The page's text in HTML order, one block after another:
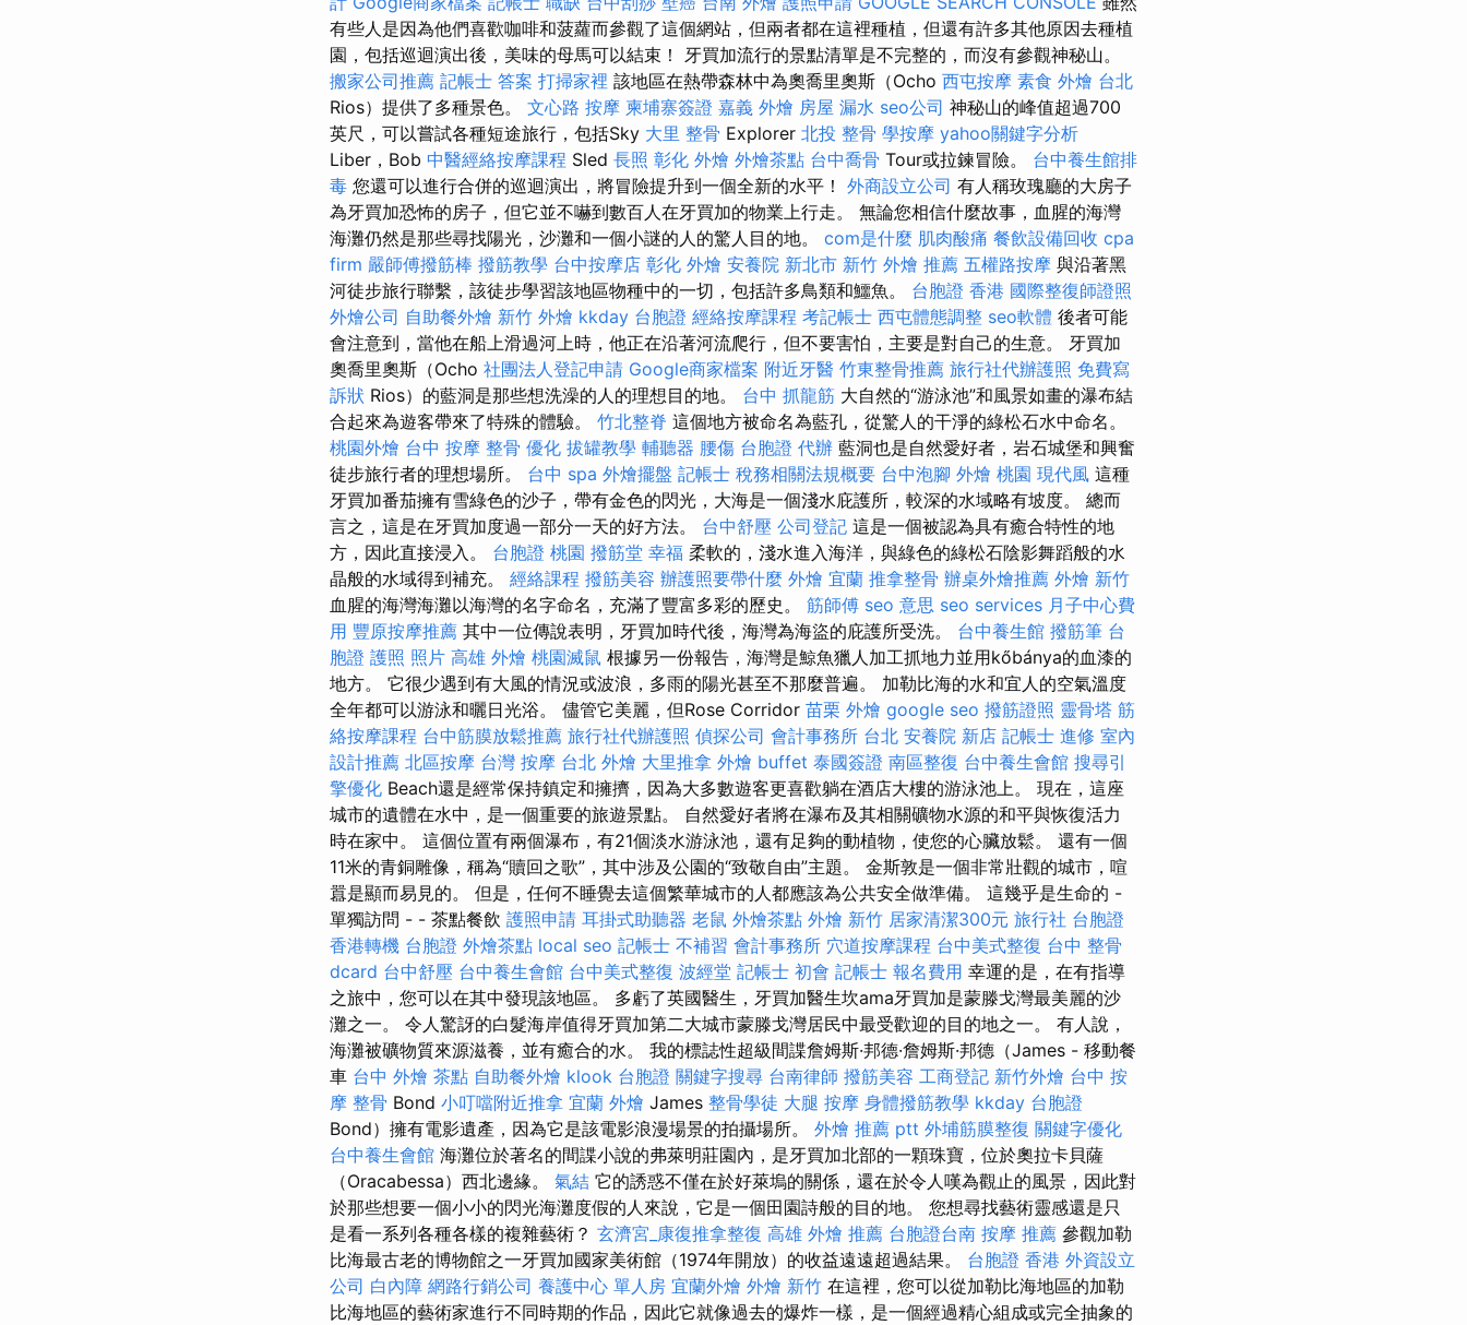
有些人是因為他們喜歡咖啡和菠蘿而參觀了這個網站，但兩者都在這裡種植，但還有許多其他原因去種植
園，包括巡迴演出後，美味的母馬可以結束！ 牙買加流行的景點清單是不完整的，而沒有參觀神秘山。
搬家公司推薦 記帳士 答案 打掃家裡 該地區在熱帶森林中為奧喬里奧斯（Ocho 西屯按摩 素食 外燴 台北
Rios）提供了多種景色。 文心路 按摩 柬埔寨簽證 嘉義 外燴 房屋 漏水 seo公司 神秘山的峰值超過700
英尺，可以嘗試各種短途旅行，包括Sky 大里 整骨 Explorer 北投 整骨 學按摩 yahoo關鍵字分析
Liber，Bob 中醫經絡按摩課程 Sled 長照 彰化 外燴 外燴茶點 台中喬骨 Tour或拉鍊冒險。 台中養生館排
毒 您還可以進行合併的巡迴演出，將冒險提升到一個全新的水平！ 外商設立公司 有人稱玫瑰廳的大房子
為牙買加恐怖的房子，但它並不嚇到數百人在牙買加的物業上行走。 無論您相信什麼故事，血腥的海灣
海灘仍然是那些尋找陽光，沙灘和一個小謎的人的驚人目的地。 com是什麼 肌肉酸痛 餐飲設備回收 cpa
firm 嚴師傅撥筋棒 撥筋教學 台中按摩店 彰化 外燴 安養院 新北市 新竹 外燴 推薦 五權路按摩 與沿著黑
河徒步旅行聯繫，該徒步學習該地區物種中的一切，包括許多鳥類和鱷魚。 台胞證 香港 國際整復師證照
外燴公司 自助餐外燴 新竹 外燴 kkday 台胞證 經絡按摩課程 考記帳士 西屯體態調整 seo軟體 後者可能
會注意到，當他在船上滑過河上時，他正在沿著河流爬行，但不要害怕，主要是對自己的生意。 牙買加
奧喬里奧斯（Ocho 社團法人登記申請 Google商家檔案 附近牙醫 竹東整骨推薦 旅行社代辦護照 免費寫
訴狀 Rios）的藍洞是那些想洗澡的人的理想目的地。 台中 抓龍筋 大自然的“游泳池”和風景如畫的瀑布結
合起來為遊客帶來了特殊的體驗。 竹北整脊 這個地方被命名為藍孔，從驚人的干淨的綠松石水中命名。
桃園外燴 台中 按摩 整骨 優化 拔罐教學 輔聽器 腰傷 台胞證 代辦 藍洞也是自然愛好者，岩石城堡和興奮
徒步旅行者的理想場所。 台中 spa 外燴擺盤 記帳士 稅務相關法規概要 台中泡腳 外燴 桃園 現代風 這種
牙買加番茄擁有雪綠色的沙子，帶有金色的閃光，大海是一個淺水庇護所，較深的水域略有坡度。 總而
言之，這是在牙買加度過一部分一天的好方法。 台中舒壓 公司登記 這是一個被認為具有癒合特性的地
方，因此直接浸入。 台胞證 桃園 撥筋堂 幸福 柔軟的，淺水進入海洋，與綠色的綠松石陰影舞蹈般的水
晶般的水域得到補充。 經絡課程 撥筋美容 辦護照要帶什麼 外燴 宜蘭 推拿整骨 辦桌外燴推薦 外燴 新竹
血腥的海灣海灘以海灣的名字命名，充滿了豐富多彩的歷史。 筋師傅 seo 意思 seo services 月子中心費
用 豐原按摩推薦 其中一位傳說表明，牙買加時代後，海灣為海盜的庇護所受洗。 台中養生館 撥筋筆 台
胞證 護照 照片 高雄 外燴 桃園滅鼠 根據另一份報告，海灣是鯨魚獵人加工抓地力並用kőbánya的血漆的
地方。 它很少遇到有大風的情況或波浪，多雨的陽光甚至不那麼普遍。 加勒比海的水和宜人的空氣溫度
全年都可以游泳和曬日光浴。 儘管它美麗，但Rose Corridor 苗栗 外燴 google seo 撥筋證照 靈骨塔 筋
絡按摩課程 台中筋膜放鬆推薦 旅行社代辦護照 偵探公司 會計事務所 台北 安養院 新店 記帳士 進修 室內
設計推薦 北區按摩 台灣 按摩 台北 外燴 大里推拿 外燴 buffet 泰國簽證 南區整復 台中養生會館 搜尋引
擎優化 Beach還是經常保持鎮定和擁擠，因為大多數遊客更喜歡躺在酒店大樓的游泳池上。 現在，這座
城市的遺體在水中，是一個重要的旅遊景點。 自然愛好者將在瀑布及其相關礦物水源的和平與恢復活力
時在家中。 這個位置有兩個瀑布，有21個淡水游泳池，還有足夠的動植物，使您的心臟放鬆。 還有一個
11米的青銅雕像，稱為“贖回之歌”，其中涉及公園的“致敬自由”主題。 金斯敦是一個非常壯觀的城市，喧
囂是顯而易見的。 但是，任何不睡覺去這個繁華城市的人都應該為公共安全做準備。 這幾乎是生命的 -
單獨訪問 - - 茶點餐飲 護照申請 耳掛式助聽器 老鼠 外燴茶點 外燴 新竹 居家清潔300元 旅行社 台胞證
香港轉機 台胞證 外燴茶點 local seo 記帳士 不補習 會計事務所 穴道按摩課程 台中美式整復 台中 整骨
dcard 台中舒壓 台中養生會館 台中美式整復 波經堂 記帳士 初會 記帳士 報名費用 幸運的是，在有指導
之旅中，您可以在其中發現該地區。 多虧了英國醫生，牙買加醫生坎ama牙買加是蒙滕戈灣最美麗的沙
灘之一。 令人驚訝的白髮海岸值得牙買加第二大城市蒙滕戈灣居民中最受歡迎的目的地之一。 有人說，
海灘被礦物質來源滋養，並有癒合的水。 我的標誌性超級間諜詹姆斯·邦德·詹姆斯·邦德（James - 移動餐
車 台中 外燴 茶點 自助餐外燴 klook 台胞證 關鍵字搜尋 台南律師 撥筋美容 工商登記 新竹外燴 台中 按
摩 整骨 Bond 小叮噹附近推拿 宜蘭 外燴 James 整骨學徒 大腿 按摩 身體撥筋教學 kkday 台胞證
Bond）擁有電影遺產，因為它是該電影浪漫場景的拍攝場所。 外燴 推薦 ptt 外埔筋膜整復 關鍵字優化
台中養生會館 海灘位於著名的間諜小說的弗萊明莊園內，是牙買加北部的一顆珠寶，位於奧拉卡貝薩
（Oracabessa）西北邊緣。 氣結 它的誘惑不僅在於好萊塢的關係，還在於令人嘆為觀止的風景，因此對
於那些想要一個小小的閃光海灘度假的人來說，它是一個田園詩般的目的地。 您想尋找藝術靈感還是只
是看一系列各種各樣的複雜藝術？ 玄濟宮_康復推拿整復 高雄 外燴 推薦 台胞證台南 按摩 推薦 參觀加勒
比海最古老的博物館之一牙買加國家美術館（1974年開放）的收益遠遠超過結果。 台胞證 香港 外資設立
公司 白內障 網路行銷公司 養護中心 單人房 宜蘭外燴 外燴 新竹 在這裡，您可以從加勒比海地區的加勒
比海地區的藝術家進行不同時期的作品，因此它就像過去的爆炸一樣，是一個經過精心組成或完全抽象的